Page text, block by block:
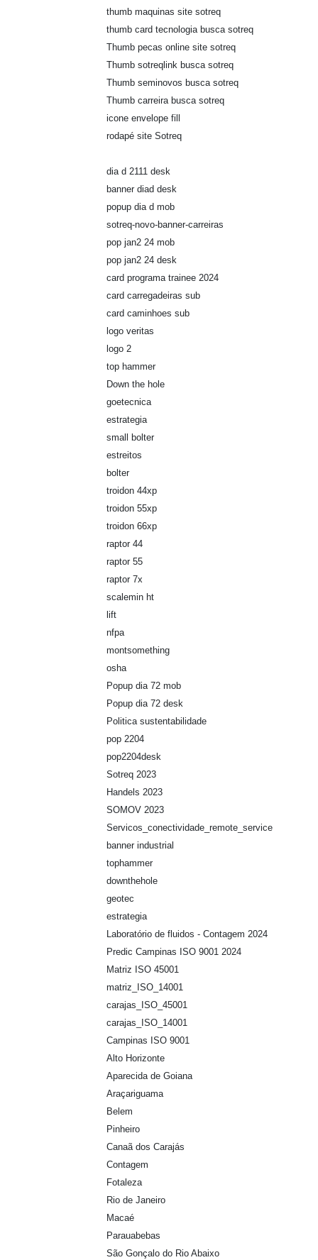
thumb maquinas site sotreq
thumb card tecnologia busca sotreq
Thumb pecas online site sotreq
Thumb sotreqlink busca sotreq
Thumb seminovos busca sotreq
Thumb carreira busca sotreq
icone envelope fill
rodapé site Sotreq
dia d 2111 desk
banner diad desk
popup dia d mob
sotreq-novo-banner-carreiras
pop jan2 24 mob
pop jan2 24 desk
card programa trainee 2024
card carregadeiras sub
card caminhoes sub
logo veritas
logo 2
top hammer
Down the hole
goetecnica
estrategia
small bolter
estreitos
bolter
troidon 44xp
troidon 55xp
troidon 66xp
raptor 44
raptor 55
raptor 7x
scalemin ht
lift
nfpa
montsomething
osha
Popup dia 72 mob
Popup dia 72 desk
Politica sustentabilidade
pop 2204
pop2204desk
Sotreq 2023
Handels 2023
SOMOV 2023
Servicos_conectividade_remote_service
banner industrial
tophammer
downthehole
geotec
estrategia
Laboratório de fluidos - Contagem 2024
Predic Campinas ISO 9001 2024
Matriz ISO 45001
matriz_ISO_14001
carajas_ISO_45001
carajas_ISO_14001
Campinas ISO 9001
Alto Horizonte
Aparecida de Goiana
Araçariguama
Belem
Pinheiro
Canaã dos Carajás
Contagem
Fotaleza
Rio de Janeiro
Macaé
Parauabebas
São Gonçalo do Rio Abaixo